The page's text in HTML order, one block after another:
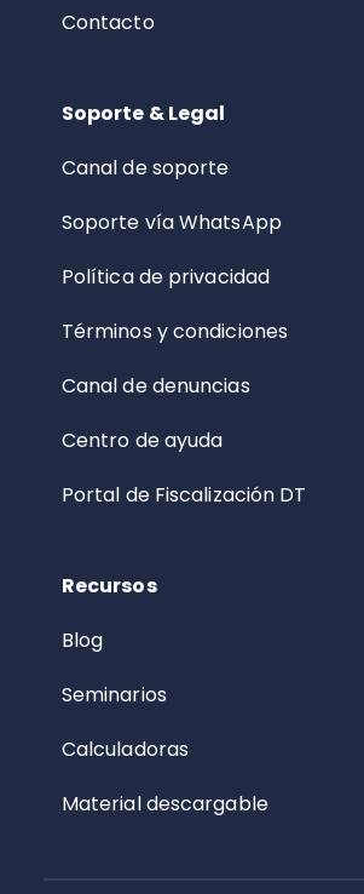
Contacto
Soporte & Legal
Canal de soporte
Soporte vía WhatsApp
Política de privacidad
Términos y condiciones
Canal de denuncias
Centro de ayuda
Portal de Fiscalización DT
Recursos
Blog
Seminarios
Calculadoras
Material descargable